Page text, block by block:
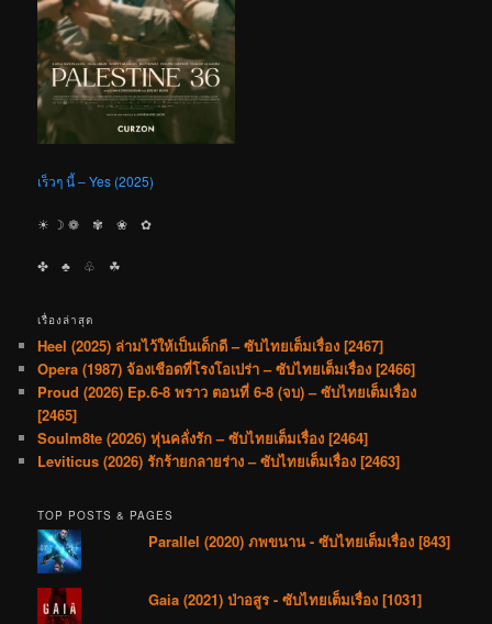
เร็วๆ นี้ – Yes (2025)
☀︎ ☽ ❁ ✾ ❀ ✿
✤ ♣︎ ♧ ☘︎
เรื่องล่าสุด
Heel (2025) ล่ามไว้ให้เป็นเด็กดี – ซับไทยเต็มเรื่อง [2467]
Opera (1987) จ้องเชือดที่โรงโอเปร่า – ซับไทยเต็มเรื่อง [2466]
Proud (2026) Ep.6-8 พราว ตอนที่ 6-8 (จบ) – ซับไทยเต็มเรื่อง
[2465]
Soulm8te (2026) หุ่นคลั่งรัก – ซับไทยเต็มเรื่อง [2464]
Leviticus (2026) รักร้ายกลายร่าง – ซับไทยเต็มเรื่อง [2463]
TOP POSTS & PAGES
Parallel (2020) ภพขนาน - ซับไทยเต็มเรื่อง [843]
Gaia (2021) ป่าอสูร - ซับไทยเต็มเรื่อง [1031]